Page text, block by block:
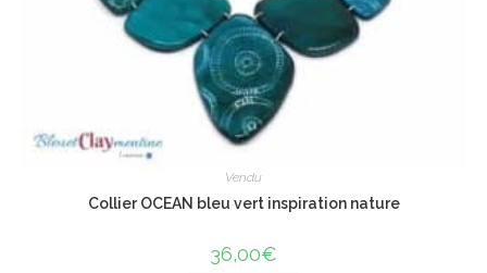
Vendu
Collier OCEAN bleu vert inspiration nature
36,00€